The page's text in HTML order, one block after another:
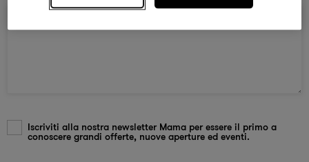
Iscriviti alla nostra newsletter Mama per essere il primo a
conoscere grandi offerte, nuove aperture ed eventi.